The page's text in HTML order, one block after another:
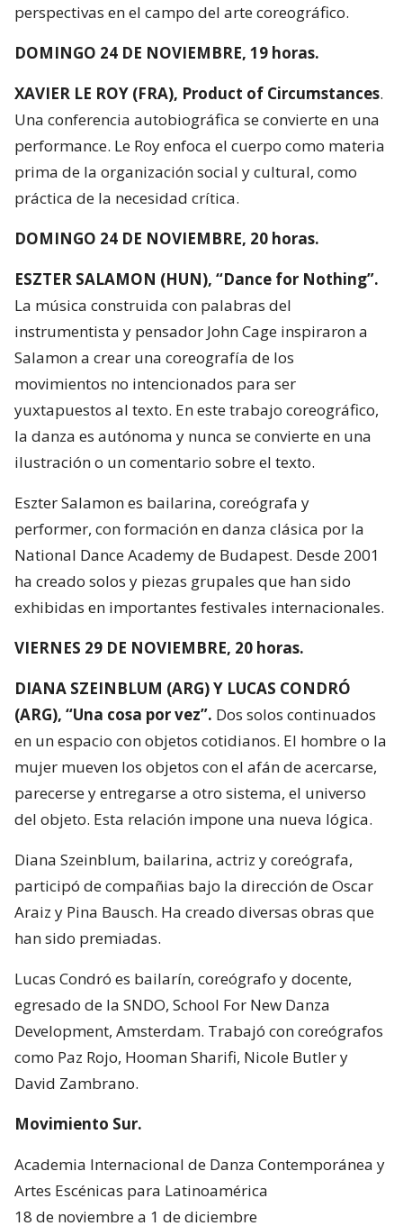
perspectivas en el campo del arte coreográfico.
DOMINGO 24 DE NOVIEMBRE, 19 horas.
XAVIER LE ROY (FRA), Product of Circumstances.
Una conferencia autobiográfica se convierte en una
performance. Le Roy enfoca el cuerpo como materia
prima de la organización social y cultural, como
práctica de la necesidad crítica.
DOMINGO 24 DE NOVIEMBRE, 20 horas.
ESZTER SALAMON (HUN), “Dance for Nothing”.
La música construida con palabras del
instrumentista y pensador John Cage inspiraron a
Salamon a crear una coreografía de los
movimientos no intencionados para ser
yuxtapuestos al texto. En este trabajo coreográfico,
la danza es autónoma y nunca se convierte en una
ilustración o un comentario sobre el texto.
Eszter Salamon es bailarina, coreógrafa y
performer, con formación en danza clásica por la
National Dance Academy de Budapest. Desde 2001
ha creado solos y piezas grupales que han sido
exhibidas en importantes festivales internacionales.
VIERNES 29 DE NOVIEMBRE, 20 horas.
DIANA SZEINBLUM (ARG) Y LUCAS CONDRÓ
(ARG), “Una cosa por vez”. Dos solos continuados
en un espacio con objetos cotidianos. El hombre o la
mujer mueven los objetos con el afán de acercarse,
parecerse y entregarse a otro sistema, el universo
del objeto. Esta relación impone una nueva lógica.
Diana Szeinblum, bailarina, actriz y coreógrafa,
participó de compañias bajo la dirección de Oscar
Araiz y Pina Bausch. Ha creado diversas obras que
han sido premiadas.
Lucas Condró es bailarín, coreógrafo y docente,
egresado de la SNDO, School For New Danza
Development, Amsterdam. Trabajó con coreógrafos
como Paz Rojo, Hooman Sharifi, Nicole Butler y
David Zambrano.
Movimiento Sur.
Academia Internacional de Danza Contemporánea y
Artes Escénicas para Latinoamérica
18 de noviembre a 1 de diciembre